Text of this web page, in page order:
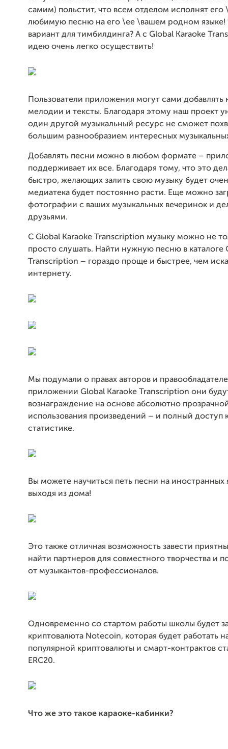
самим) польстит, что всем отделом исполнят его
любимую песню на его \ее \вашем родном языке!
вариант для тимбилдинга? А с Global Karaoke
идею очень легко осуществить!
Пользователи приложения могут сами добавлять
мелодии и тексты. Благодаря этому наш проект
один другой музыкальный ресурс не сможет
большим разнообразием интересных
Добавлять песни можно в любом формате –
поддерживает их все. Благодаря тому, что это
быстро, желающих залить свою музыку будет
медиатека будет постоянно расти. Еще можно
фотографии с ваших музыкальных вечеринок и
друзьями.
С Global Karaoke Transcription музыку можно не
просто слушать. Найти нужную песню в каталоге
Transcription – гораздо проще и быстрее, чем
интернету.
Мы подумали о правах авторов и
приложении Global Karaoke Transcription они
вознаграждение на основе абсолютно
использования произведений – и полный доступ
статистике.
Вы можете научиться петь песни на иностранных
выходя из дома!
Это также отличная возможность завести
найти партнеров для совместного творчества и
от музыкантов-профессионалов.
Одновременно со стартом работы школы будет
криптовалюта Notecoin, которая будет работать
популярной криптовалюты и смарт-контрактов
ERC20.
Что же это такое караоке-кабинки?